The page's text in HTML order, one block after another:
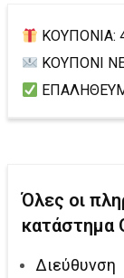
ΚΟΥΠΟΝΙΑ:
ΚΟΥΠΟΝΙ
Όλες οι
κατάστημα
Διεύθυνση